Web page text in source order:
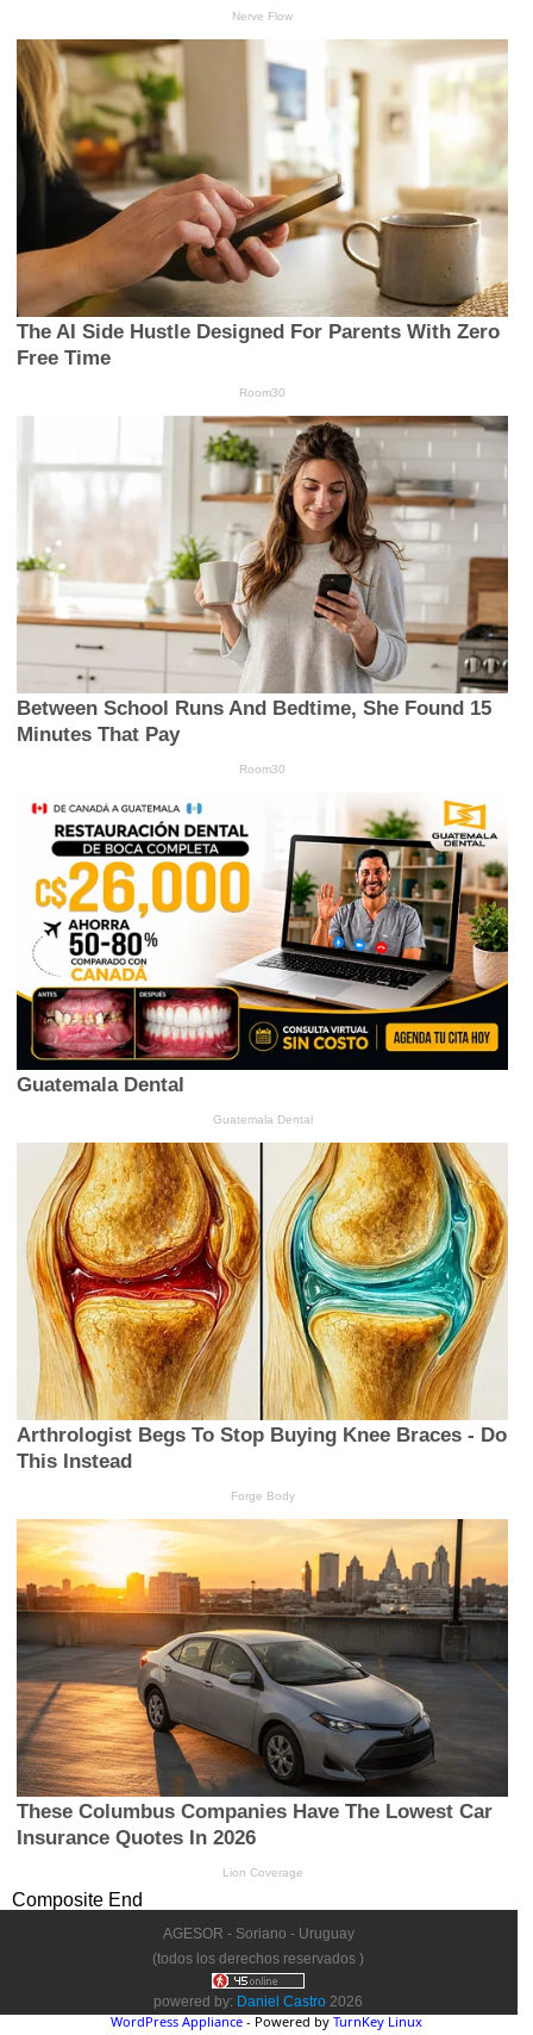
Composite End
AGESOR - Soriano - Uruguay
(todos los derechos reservados )
powered by: Daniel Castro 2026
WordPress Appliance - Powered by TurnKey Linux